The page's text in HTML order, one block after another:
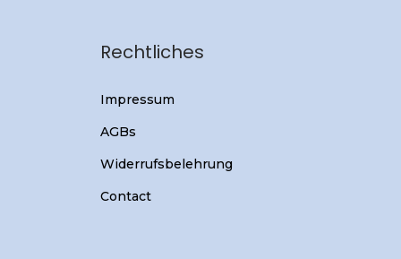
Rechtliches
Impressum
AGBs
Widerrufsbelehrung
Contact